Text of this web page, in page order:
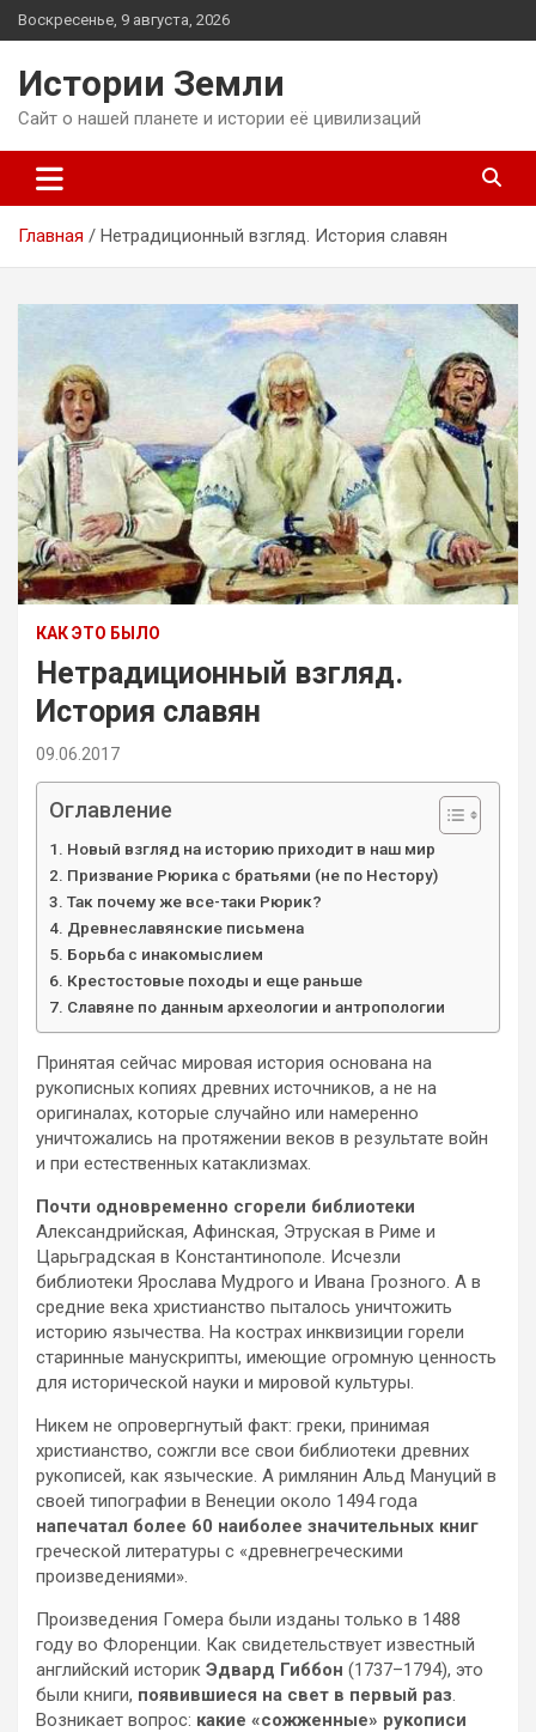
Перейти
к
Воскресенье, 9 августа, 2026
Истории Земли
Сайт о нашей планете и истории её цивилизаций
Главная Нетрадиционный взгляд. История славян
КАК ЭТО БЫЛО
Нетрадиционный взгляд.
История славян
09.06.2017
Оглавление
Новый взгляд на историю приходит в наш мир
Призвание Рюрика с братьями (не по Нестору)
Так почему же все-таки Рюрик?
Древнеславянские письмена
Борьба с инакомыслием
Крестостовые походы и еще раньше
Славяне по данным археологии и антропологии
Принятая сейчас мировая история основана на
рукописных копиях древних источников, а не на
оригиналах, которые случайно или намеренно
уничтожались на протяжении веков в результате войн
и при естественных катаклизмах.
Почти одновременно сгорели библиотеки
Александрийская, Афинская, Этруская в Риме и
Царьградская в Константинополе. Исчезли
библиотеки Ярослава Мудрого и Ивана Грозного. А в
средние века христианство пыталось уничтожить
историю язычества. На кострах инквизиции горели
старинные манускрипты, имеющие огромную ценность
для исторической науки и мировой культуры.
Никем не опровергнутый факт: греки, принимая
христианство, сожгли все свои библиотеки древних
рукописей, как языческие. А римлянин Альд Мануций в
своей типографии в Венеции около 1494 года
напечатал более 60 наиболее значительных книг
греческой литературы с «древнегреческими
произведениями».
Произведения Гомера были изданы только в 1488
году во Флоренции. Как свидетельствует известный
английский историк Эдвард Гиббон (1737–1794), это
были книги, появившиеся на свет в первый раз.
Возникает вопрос: какие «сожженные» рукописи